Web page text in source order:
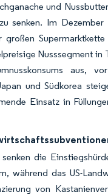
und
senken. Im
großen
Nusssegment in
aus,
und Südkorea
Einsatz in
die
während das US-
von